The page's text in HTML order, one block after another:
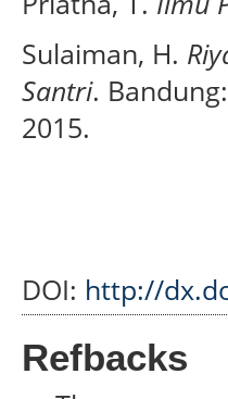
Sulaiman, H.
Santri.
2015.
DOI: http://
Refbacks